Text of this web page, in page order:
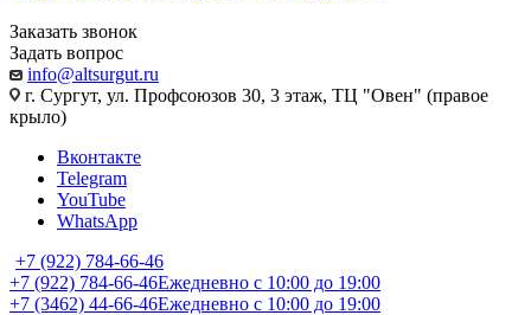
Заказать звонок
Задать вопрос
info@altsurgut.ru
г. Сургут, ул. Профсоюзов 30, 3 этаж, ТЦ "Овен" (правое
крыло)
Вконтакте
Telegram
YouTube
WhatsApp
+7 (922) 784-66-46
+7 (922) 784-66-46Ежедневно с 10:00 до 19:00
+7 (3462) 44-66-46Ежедневно с 10:00 до 19:00